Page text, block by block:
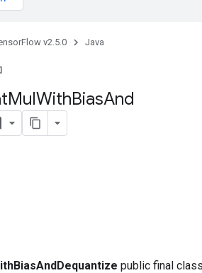
v2.5.0 Java
MulWithBiasAnd
public final